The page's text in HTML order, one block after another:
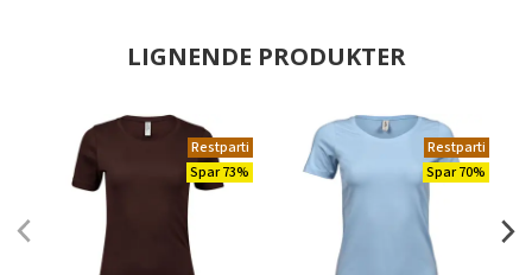
LIGNENDE PRODUKTER
Restparti
Spar 73%
Restparti
Spar 70%